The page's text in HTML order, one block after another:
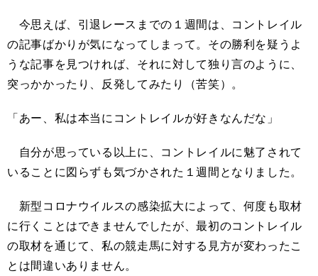
今思えば、引退レースまでの１週間は、コントレイル
の記事ばかりが気になってしまって。その勝利を疑うよ
うな記事を見つければ、それに対して独り言のように、
突っかかったり、反発してみたり（苦笑）。
「あー、私は本当にコントレイルが好きなんだな」
自分が思っている以上に、コントレイルに魅了されて
いることに図らずも気づかされた１週間となりました。
新型コロナウイルスの感染拡大によって、何度も取材
に行くことはできませんでしたが、最初のコントレイル
の取材を通じて、私の競走馬に対する見方が変わったこ
とは間違いありません。